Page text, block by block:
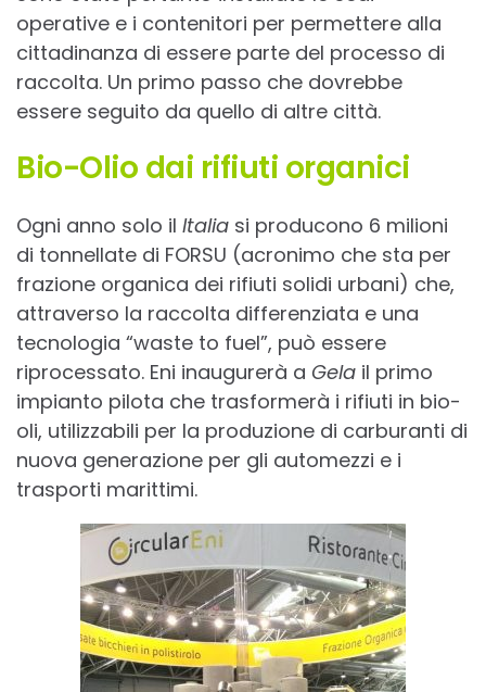
operative e i contenitori per permettere alla
cittadinanza di essere parte del processo di
raccolta. Un primo passo che dovrebbe
essere seguito da quello di altre città.
Bio-Olio dai rifiuti organici
Ogni anno solo il Italia si producono 6 milioni
di tonnellate di FORSU (acronimo che sta per
frazione organica dei rifiuti solidi urbani) che,
attraverso la raccolta differenziata e una
tecnologia “waste to fuel”, può essere
riprocessato. Eni inaugurerà a Gela il primo
impianto pilota che trasformerà i rifiuti in bio-
oli, utilizzabili per la produzione di carburanti di
nuova generazione per gli automezzi e i
trasporti marittimi.